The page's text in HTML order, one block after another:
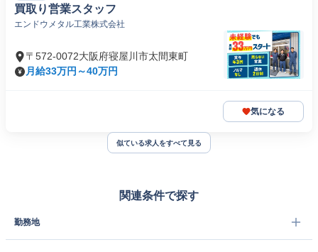
買取り営業スタッフ
エンドウメタル工業株式会社
〒572-0072大阪府寝屋川市太間東町
月給33万円～40万円
気になる
似ている求人をすべて見る
関連条件で探す
勤務地